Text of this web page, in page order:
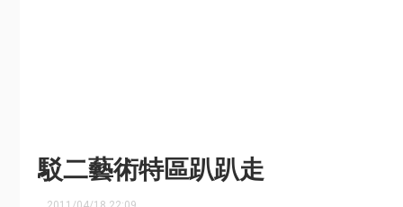
駁二藝術特區趴趴走